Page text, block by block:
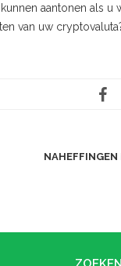
aantonen als u
van uw